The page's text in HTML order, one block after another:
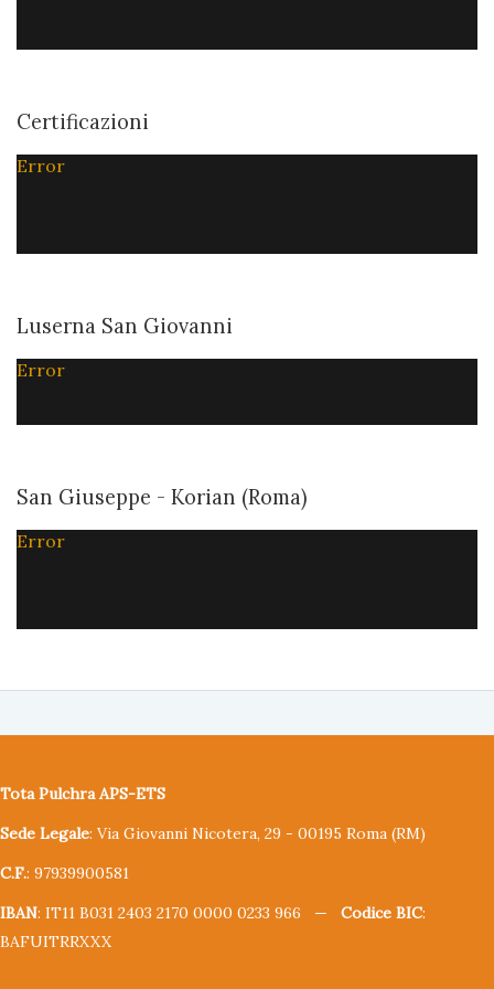
Certificazioni
Error
Luserna San Giovanni
Error
San Giuseppe - Korian (Roma)
Error
Tota Pulchra APS-ETS
Sede Legale: Via Giovanni Nicotera, 29 - 00195 Roma (RM)
C.F.: 97939900581
IBAN: IT11 B031 2403 2170 0000 0233 966 — Codice BIC:
BAFUITRRXXX